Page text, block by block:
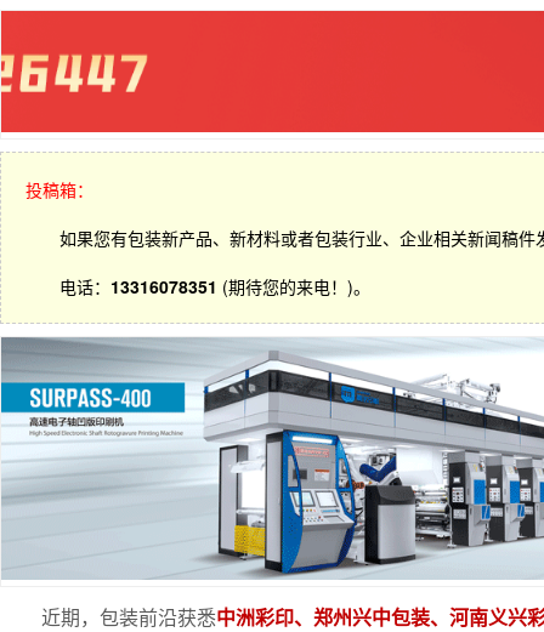
投稿箱：
如果您有包装新产品、新材料或者包装行业、企业相关新闻稿
电话： 13316078351 (期待您的来电！)。
近期，包装前沿获悉中洲彩印、郑州兴中包装、河南义兴